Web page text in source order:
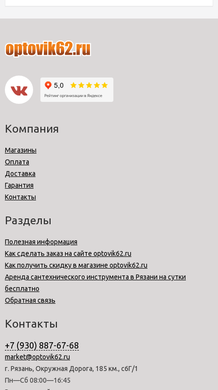
Компания
Магазины
Оплата
Доставка
Гарантия
Контакты
Разделы
Полезная информация
Как сделать заказ на сайте optovik62.ru
Как получить скидку в магазине optovik62.ru
Аренда сантехнического инструмента в Рязани на сутки
бесплатно
Обратная связь
Контакты
+7 (930) 887-67-68
market@optovik62.ru
г. Рязань, Окружная Дорога, 185 км., с6Г/1
Пн—Сб 08:00—16:45